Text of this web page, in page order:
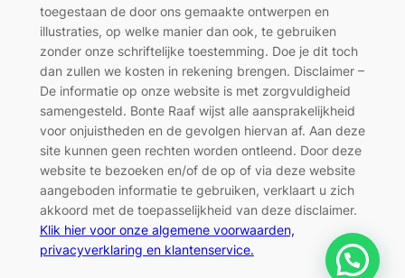
toegestaan de door ons gemaakte ontwerpen en
illustraties, op welke manier dan ook, te gebruiken
zonder onze schriftelijke toestemming. Doe je dit toch
dan zullen we kosten in rekening brengen. Disclaimer –
De informatie op onze website is met zorgvuldigheid
samengesteld. Bonte Raaf wijst alle aansprakelijkheid
voor onjuistheden en de gevolgen hiervan af. Aan deze
site kunnen geen rechten worden ontleend. Door deze
website te bezoeken en/of de op of via deze website
aangeboden informatie te gebruiken, verklaart u zich
akkoord met de toepasselijkheid van deze disclaimer.
Klik hier voor onze algemene voorwaarden,
privacyverklaring en klantenservice.